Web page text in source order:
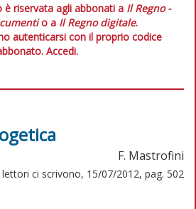
riservata agli abbonati a Il Regno -
o a Il Regno digitale.
autenticarsi con il proprio codice
Accedi.
F. Mastrofini
lettori ci scrivono, 15/07/2012, pag. 502